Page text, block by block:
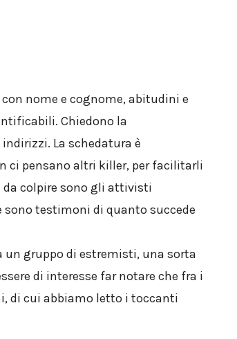
nome e cognome, abitudini e
Chiedono la
La schedatura è
ci pensano altri killer, per facilitarli
da colpire sono gli attivisti
testimoni di quanto succede
un gruppo di estremisti, una sorta
di interesse far notare che fra i
di cui abbiamo letto i toccanti